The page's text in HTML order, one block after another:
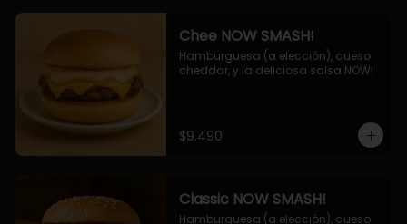
Chee NOW SMASH!
Hamburguesa (a elección), queso
cheddar, y la deliciosa salsa NOW!
$9.490
Classic NOW SMASH!
Hamburguesa (a elección), queso